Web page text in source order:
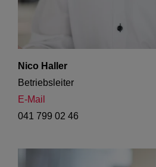
Nico Haller
Betriebsleiter
E-Mail
041 799 02 46